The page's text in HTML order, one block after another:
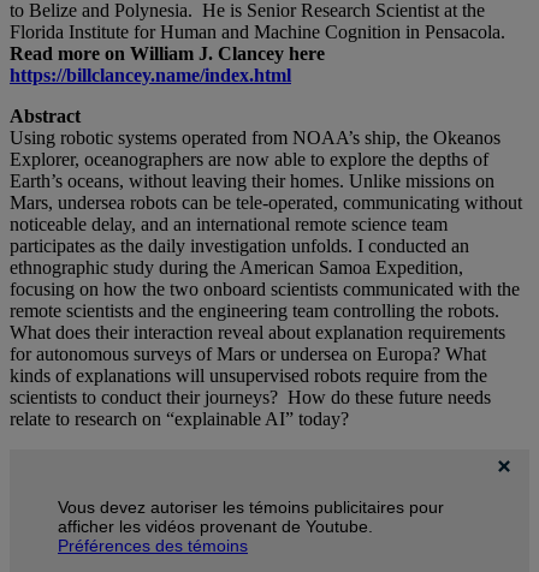
to Belize and Polynesia. He is Senior Research Scientist at the
Florida Institute for Human and Machine Cognition in Pensacola.
Read more on William J. Clancey here
https://billclancey.name/index.html
Abstract
Using robotic systems operated from NOAA’s ship, the Okeanos
Explorer, oceanographers are now able to explore the depths of
Earth’s oceans, without leaving their homes. Unlike missions on
Mars, undersea robots can be tele-operated, communicating without
noticeable delay, and an international remote science team
participates as the daily investigation unfolds. I conducted an
ethnographic study during the American Samoa Expedition,
focusing on how the two onboard scientists communicated with the
remote scientists and the engineering team controlling the robots.
What does their interaction reveal about explanation requirements
for autonomous surveys of Mars or undersea on Europa? What
kinds of explanations will unsupervised robots require from the
scientists to conduct their journeys? How do these future needs
relate to research on “explainable AI” today?
Vous devez autoriser les témoins publicitaires pour
afficher les vidéos provenant de Youtube.
Préférences des témoins